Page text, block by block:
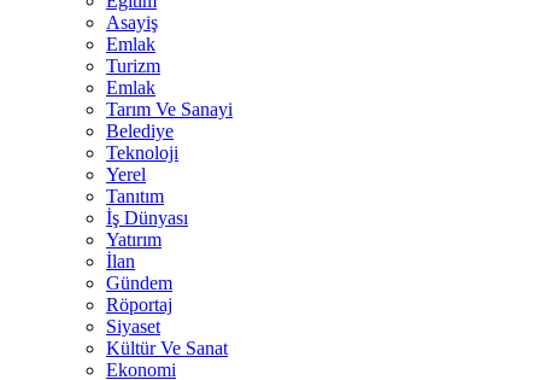
Asayiş
Emlak
Turizm
Emlak
Tarım Ve Sanayi
Belediye
Teknoloji
Yerel
Tanıtım
İş Dünyası
Yatırım
İlan
Gündem
Röportaj
Siyaset
Kültür Ve Sanat
Ekonomi